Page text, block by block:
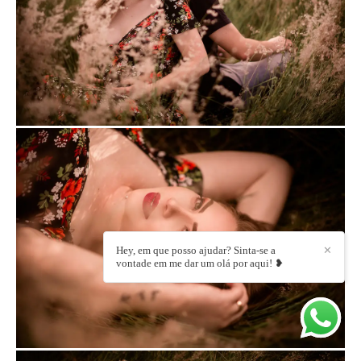
✕
Hey, em que posso ajudar? Sinta-se a
vontade em me dar um olá por aqui! ❥